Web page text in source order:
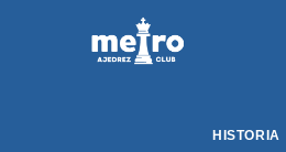
HISTORIA